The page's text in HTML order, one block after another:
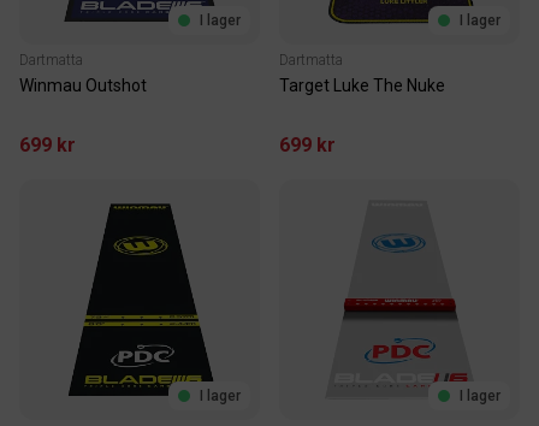
I lager
Dartmatta
Winmau Outshot
699 kr
I lager
Dartmatta
Target Luke The Nuke
699 kr
I lager I lager